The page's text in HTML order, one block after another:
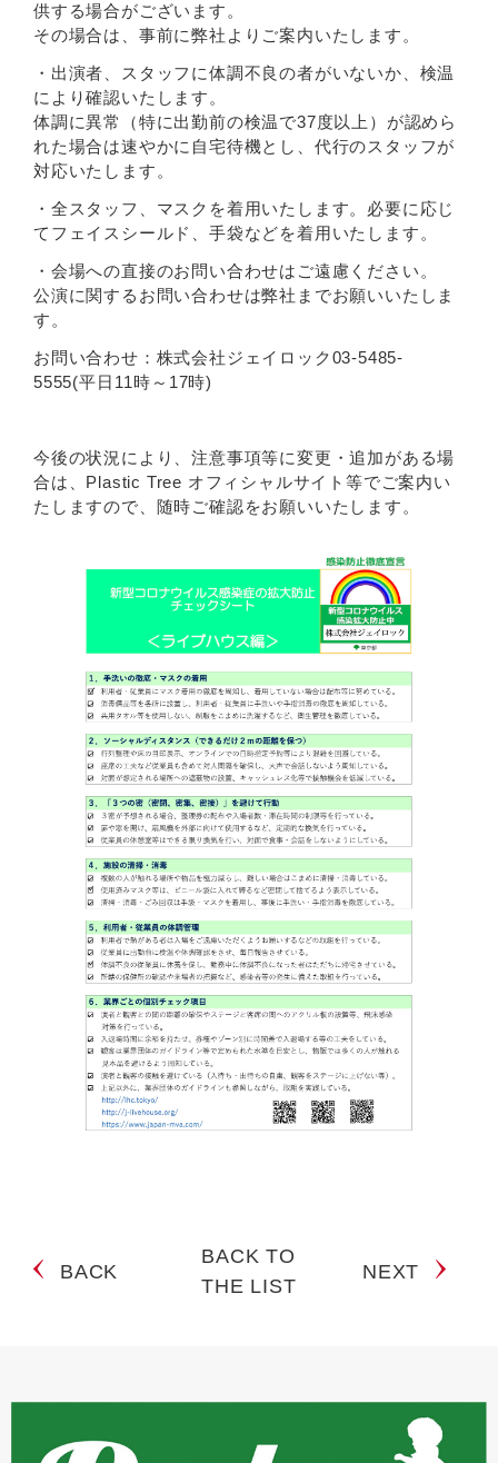
供する場合がございます。
その場合は、事前に弊社よりご案内いたします。
・出演者、スタッフに体調不良の者がいないか、検温
により確認いたします。
体調に異常（特に出勤前の検温で37度以上）が認めら
れた場合は速やかに自宅待機とし、代行のスタッフが
対応いたします。
・全スタッフ、マスクを着用いたします。必要に応じ
てフェイスシールド、手袋などを着用いたします。
・会場への直接のお問い合わせはご遠慮ください。
公演に関するお問い合わせは弊社までお願いいたしま
す。
お問い合わせ：株式会社ジェイロック03-5485-
5555(平日11時～17時)
今後の状況により、注意事項等に変更・追加がある場
合は、Plastic Tree オフィシャルサイト等でご案内い
たしますので、随時ご確認をお願いいたします。
BACK
BACK TO
THE LIST
NEXT